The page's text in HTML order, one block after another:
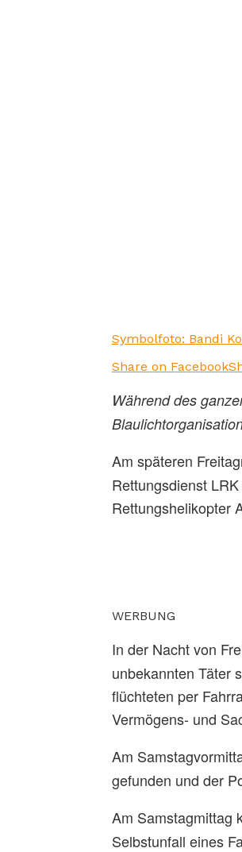
Symbolfoto: Bandi
Share on Facebook
Während des
Am späteren
Rettungsdienst
Rettungshelikopter
WERBUNG
In der Nacht von
unbekannten Täter
flüchteten per
Vermögens- und
Am
gefunden und der
Am Samstagmittag
Selbstunfall eines